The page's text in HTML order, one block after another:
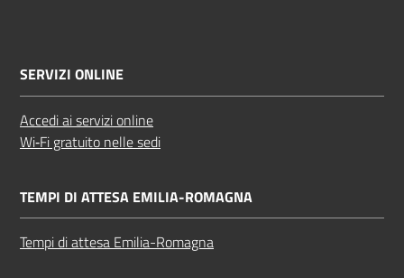
SERVIZI ONLINE
Accedi ai servizi online
Wi‑Fi gratuito nelle sedi
TEMPI DI ATTESA EMILIA-ROMAGNA
Tempi di attesa Emilia-Romagna